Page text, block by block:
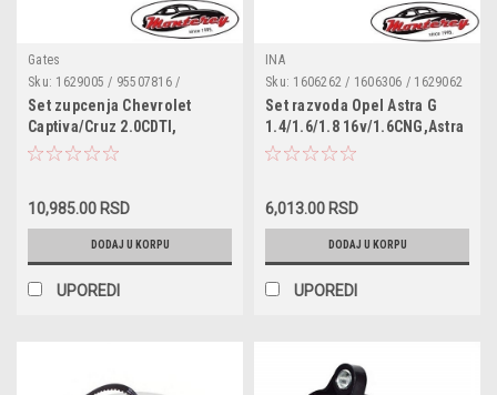
Gates
Sku: 1629005 / 95507816 /
K015634XS / VKMA05701 /
CT1121K1 / KTB976
Set zupcenja Chevrolet
Captiva/Cruz 2.0CDTI,
Epica/Lacetti/Nubira
10,985.00 RSD
DODAJ U KORPU
UPOREDI
INA
Sku: 1606262 / 1606306 / 1629062
/ 1629094 / 93180218 / 93185845 /
95516735 / 95518060 / 530044110
/ VKMA05152 / CT975K3 / KTB361
Set razvoda Opel Astra G
1.4/1.6/1.8 16v/1.6CNG,Astra
H 1.8,Combo 1.6CNG,Corsa
16v,Zafira A 1.6/1.8
16v/1.6CNG,Zafira B
1.6CNG,SAAB 9-3 1.8i
6,013.00 RSD
DODAJ U KORPU
UPOREDI